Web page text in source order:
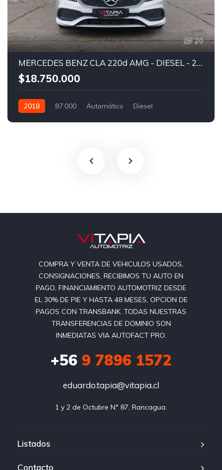
20
MERCEDES BENZ CLA 220d AMG - DIESEL - 2018
$18.750.000
2018 87.000 Automático Diesel
COMPRA Y VENTA DE VEHICULOS USADOS,
CONSIGNACIONES, RECIBIMOS TU AUTO EN
PAGO, FINANCIAMIENTO AUTOMOTRIZ DESDE
EL 30% DE PIE Y HASTA 48 MESES, OPCION DE
PAGOS CON TRANSBANK. TODAS NUESTRAS
TRANSFERENCIAS DE DOMINIO SON
INMEDIATAS VIA AUTOFACT PRO.
+56 9 7896 1572
eduardo.tapia@vitapia.cl
1 y 2 de Octubre N° 87, Rancagua.
Listados
Contacto